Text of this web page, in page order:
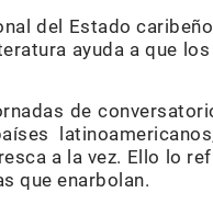
del Estado
ayuda a que
de
a la vez. Ello lo
que enarbolan.